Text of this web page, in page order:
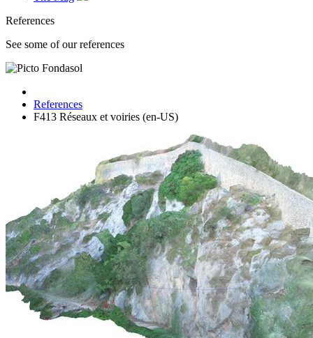
References
See some of our references
References
F413 Réseaux et voiries (en-US)